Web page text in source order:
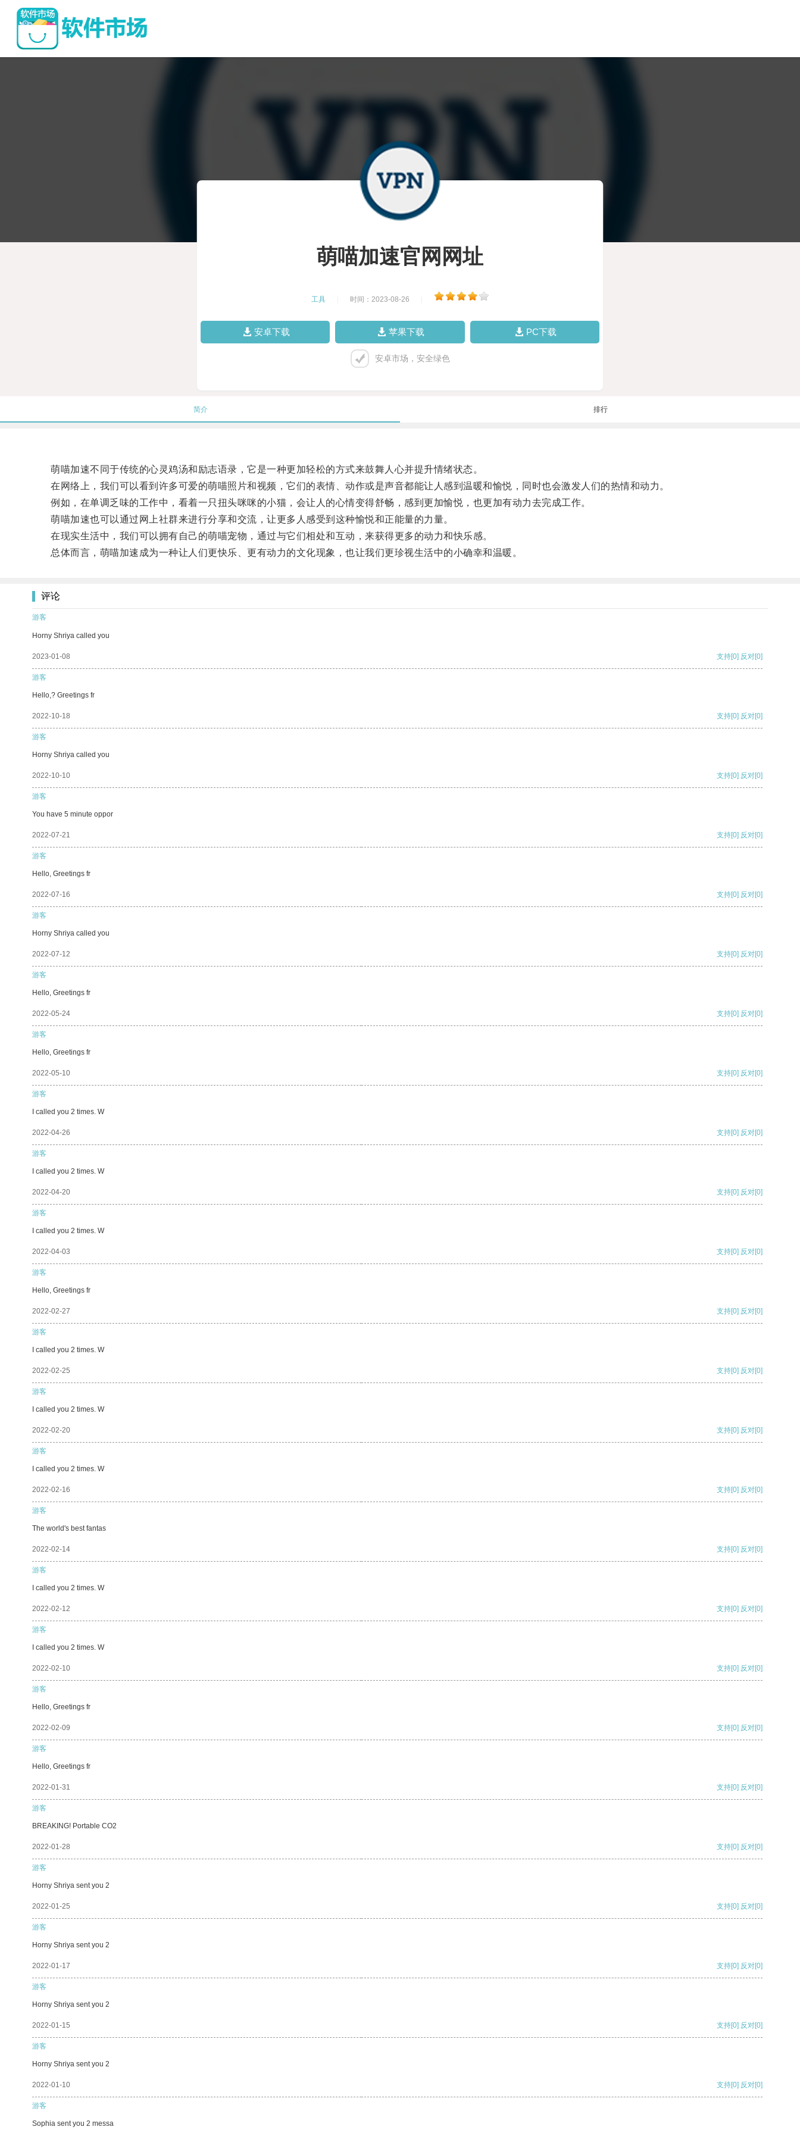
萌喵加速官网网址
工具 时间：2023-08-26
安卓下载 苹果下载 PC下载
安卓市场，安全绿色
简介 排行
萌喵加速不同于传统的心灵鸡汤和励志语录，它是一种更加轻松的方式来鼓舞人心并提升情绪状态。
在网络上，我们可以看到许多可爱的萌喵照片和视频，它们的表情、动作或是声音都能让人感到温暖和愉悦，同时也会激发人们的热情和动力。
例如，在单调乏味的工作中，看着一只扭头咪咪的小猫，会让人的心情变得舒畅，感到更加愉悦，也更加有动力去完成工作。
萌喵加速也可以通过网上社群来进行分享和交流，让更多人感受到这种愉悦和正能量的力量。
在现实生活中，我们可以拥有自己的萌喵宠物，通过与它们相处和互动，来获得更多的动力和快乐感。
总体而言，萌喵加速成为一种让人们更快乐、更有动力的文化现象，也让我们更珍视生活中的小确幸和温暖。
评论
游客
Horny Shriya called you
2023-01-08 支持[0] 反对[0]
游客
Hello,? Greetings fr
2022-10-18 支持[0] 反对[0]
游客
Horny Shriya called you
2022-10-10 支持[0] 反对[0]
游客
You have 5 minute oppor
2022-07-21 支持[0] 反对[0]
游客
Hello, Greetings fr
2022-07-16 支持[0] 反对[0]
游客
Horny Shriya called you
2022-07-12 支持[0] 反对[0]
游客
Hello, Greetings fr
2022-05-24 支持[0] 反对[0]
游客
Hello, Greetings fr
2022-05-10 支持[0] 反对[0]
游客
I called you 2 times. W
2022-04-26 支持[0] 反对[0]
游客
I called you 2 times. W
2022-04-20 支持[0] 反对[0]
游客
I called you 2 times. W
2022-04-03 支持[0] 反对[0]
游客
Hello, Greetings fr
2022-02-27 支持[0] 反对[0]
游客
I called you 2 times. W
2022-02-25 支持[0] 反对[0]
游客
I called you 2 times. W
2022-02-20 支持[0] 反对[0]
游客
I called you 2 times. W
2022-02-16 支持[0] 反对[0]
游客
The world's best fantas
2022-02-14 支持[0] 反对[0]
游客
I called you 2 times. W
2022-02-12 支持[0] 反对[0]
游客
I called you 2 times. W
2022-02-10 支持[0] 反对[0]
游客
Hello, Greetings fr
2022-02-09 支持[0] 反对[0]
游客
Hello, Greetings fr
2022-01-31 支持[0] 反对[0]
游客
BREAKING! Portable CO2
2022-01-28 支持[0] 反对[0]
游客
Horny Shriya sent you 2
2022-01-25 支持[0] 反对[0]
游客
Horny Shriya sent you 2
2022-01-17 支持[0] 反对[0]
游客
Horny Shriya sent you 2
2022-01-15 支持[0] 反对[0]
游客
Horny Shriya sent you 2
2022-01-10 支持[0] 反对[0]
游客
Sophia sent you 2 messa